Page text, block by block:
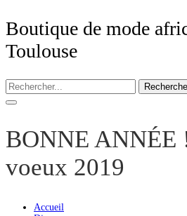
Boutique de mode
Toulouse
BONNE
voeux 2019
Accueil